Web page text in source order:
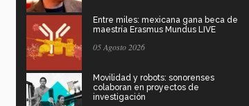
Entre miles: mexicana gana beca de
maestría Erasmus Mundus LIVE
05 Agosto 2026
Movilidad y robots: sonorenses
colaboran en proyectos de
investigación